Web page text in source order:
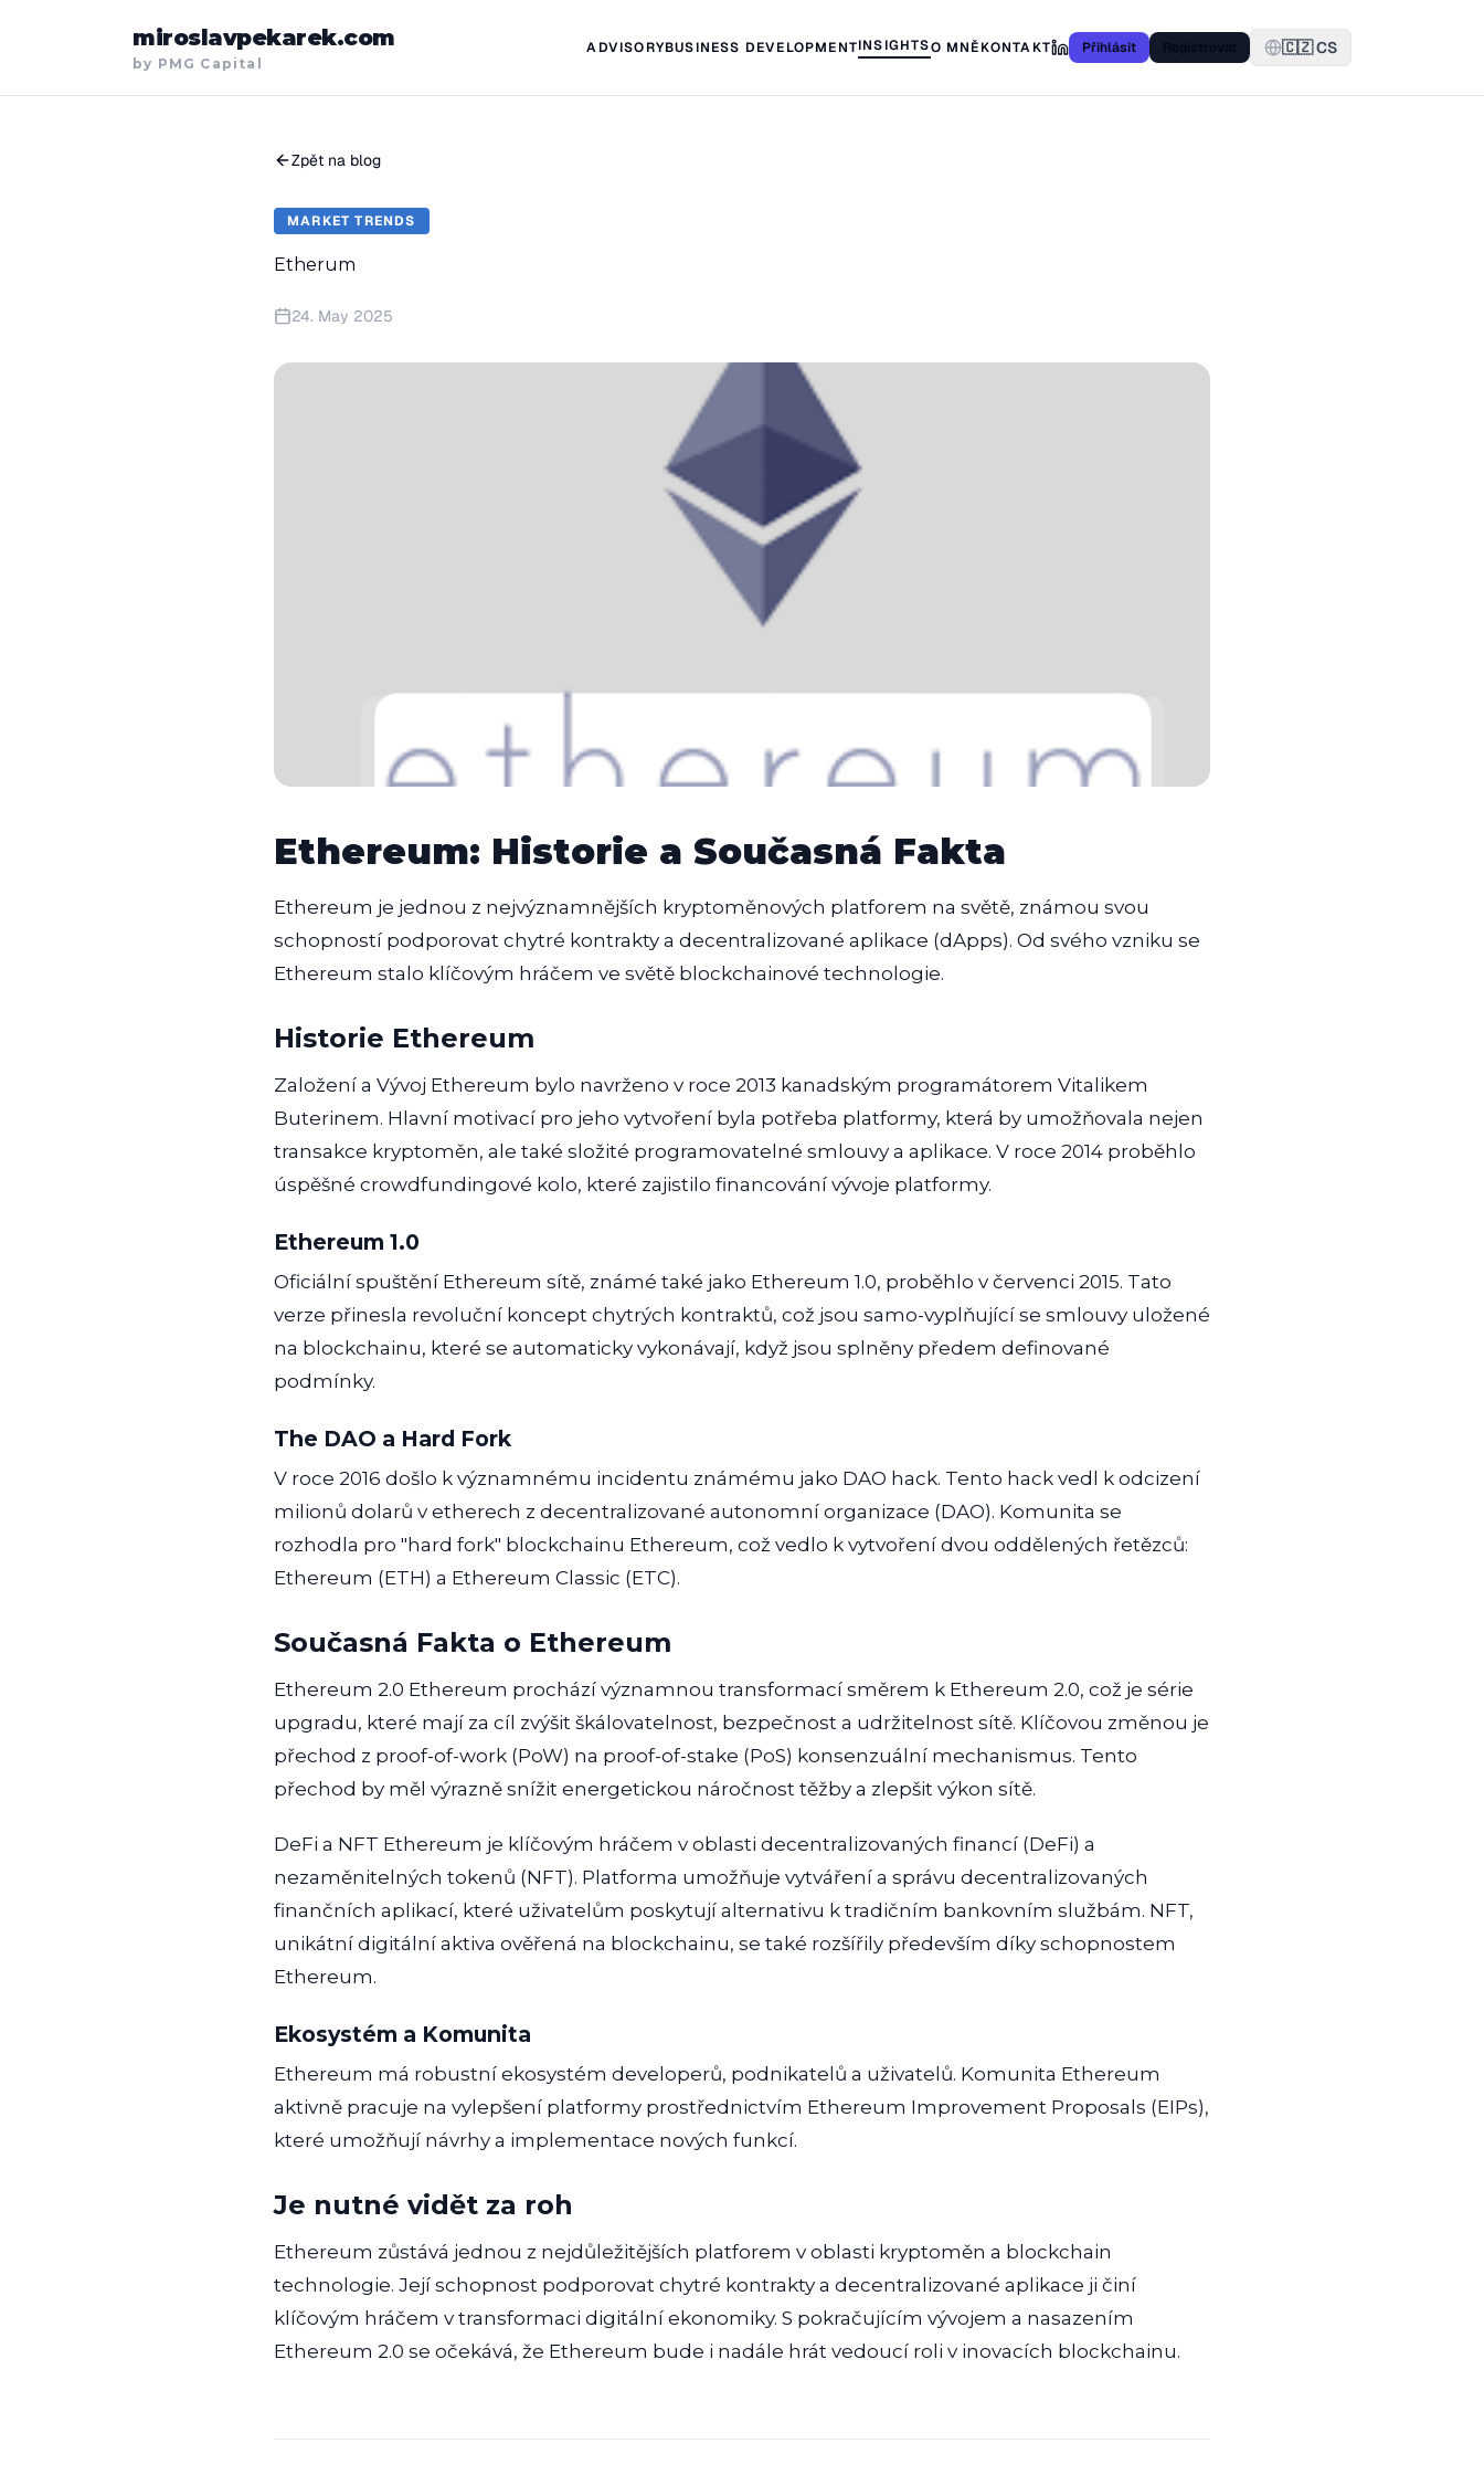
miroslavpekarek.com
by PMG Capital
ADVISORYBUSINESS DEVELOPMENTINSIGHTSO MNĚKONTAKT Přihlásit 🇨🇿 CS
Zpět na blog
MARKET TRENDS
Etherum
24. May 2025
Ethereum: Historie a Současná Fakta
Ethereum je jednou z nejvýznamnějších kryptoměnových platforem na světě, známou svou
schopností podporovat chytré kontrakty a decentralizované aplikace (dApps). Od svého vzniku se
Ethereum stalo klíčovým hráčem ve světě blockchainové technologie.
Historie Ethereum
Založení a Vývoj Ethereum bylo navrženo v roce 2013 kanadským programátorem Vitalikem
Buterinem. Hlavní motivací pro jeho vytvoření byla potřeba platformy, která by umožňovala nejen
transakce kryptoměn, ale také složité programovatelné smlouvy a aplikace. V roce 2014 proběhlo
úspěšné crowdfundingové kolo, které zajistilo financování vývoje platformy.
Ethereum 1.0
Oficiální spuštění Ethereum sítě, známé také jako Ethereum 1.0, proběhlo v červenci 2015. Tato
verze přinesla revoluční koncept chytrých kontraktů, což jsou samo-vyplňující se smlouvy uložené
na blockchainu, které se automaticky vykonávají, když jsou splněny předem definované
podmínky.
The DAO a Hard Fork
V roce 2016 došlo k významnému incidentu známému jako DAO hack. Tento hack vedl k odcizení
milionů dolarů v etherech z decentralizované autonomní organizace (DAO). Komunita se
rozhodla pro "hard fork" blockchainu Ethereum, což vedlo k vytvoření dvou oddělených řetězců:
Ethereum (ETH) a Ethereum Classic (ETC).
Současná Fakta o Ethereum
Ethereum 2.0 Ethereum prochází významnou transformací směrem k Ethereum 2.0, což je série
upgradu, které mají za cíl zvýšit škálovatelnost, bezpečnost a udržitelnost sítě. Klíčovou změnou je
přechod z proof-of-work (PoW) na proof-of-stake (PoS) konsenzuální mechanismus. Tento
přechod by měl výrazně snížit energetickou náročnost těžby a zlepšit výkon sítě.
DeFi a NFT Ethereum je klíčovým hráčem v oblasti decentralizovaných financí (DeFi) a
nezaměnitelných tokenů (NFT). Platforma umožňuje vytváření a správu decentralizovaných
finančních aplikací, které uživatelům poskytují alternativu k tradičním bankovním službám. NFT,
unikátní digitální aktiva ověřená na blockchainu, se také rozšířily především díky schopnostem
Ethereum.
Ekosystém a Komunita
Ethereum má robustní ekosystém developerů, podnikatelů a uživatelů. Komunita Ethereum
aktivně pracuje na vylepšení platformy prostřednictvím Ethereum Improvement Proposals (EIPs),
které umožňují návrhy a implementace nových funkcí.
Je nutné vidět za roh
Ethereum zůstává jednou z nejdůležitějších platforem v oblasti kryptoměn a blockchain
technologie. Její schopnost podporovat chytré kontrakty a decentralizované aplikace ji činí
klíčovým hráčem v transformaci digitální ekonomiky. S pokračujícím vývojem a nasazením
Ethereum 2.0 se očekává, že Ethereum bude i nadále hrát vedoucí roli v inovacích blockchainu.